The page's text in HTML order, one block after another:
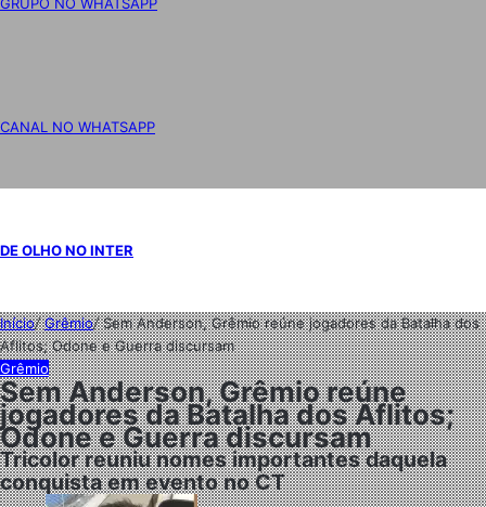
CANAL NO WHATSAPP
DE OLHO NO INTER
Início/Grêmio/Sem Anderson, Grêmio reúne jogadores da Batalha dos
Aflitos; Odone e Guerra discursam
Grêmio
Sem Anderson, Grêmio reúne
jogadores da Batalha dos Aflitos;
Odone e Guerra discursam
Tricolor reuniu nomes importantes daquela
conquista em evento no CT